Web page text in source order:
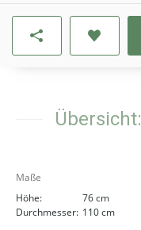
Übersicht:
Maße
Höhe:
76 cm
Durchmesser: 110 cm